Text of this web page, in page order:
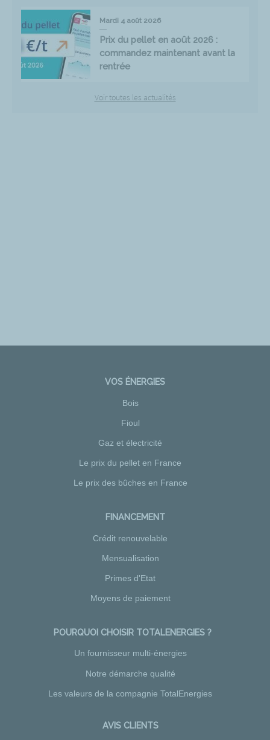
Mardi 4 août 2026
Prix du pellet en août 2026 :
commandez maintenant avant la
rentrée
Voir toutes les actualités
VOS ÉNERGIES
Bois
Fioul
Gaz et électricité
Le prix du pellet en France
Le prix des bûches en France
FINANCEMENT
Crédit renouvelable
Mensualisation
Primes d'Etat
Moyens de paiement
POURQUOI CHOISIR TOTALENERGIES ?
Un fournisseur multi-énergies
Notre démarche qualité
Les valeurs de la compagnie TotalEnergies
AVIS CLIENTS